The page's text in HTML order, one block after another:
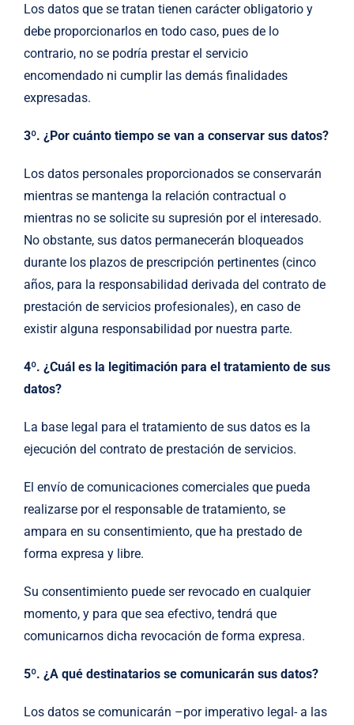
Los datos que se tratan tienen carácter obligatorio y
debe proporcionarlos en todo caso, pues de lo
contrario, no se podría prestar el servicio
encomendado ni cumplir las demás finalidades
expresadas.
3º. ¿Por cuánto tiempo se van a conservar sus datos?
Los datos personales proporcionados se conservarán
mientras se mantenga la relación contractual o
mientras no se solicite su supresión por el interesado.
No obstante, sus datos permanecerán bloqueados
durante los plazos de prescripción pertinentes (cinco
años, para la responsabilidad derivada del contrato de
prestación de servicios profesionales), en caso de
existir alguna responsabilidad por nuestra parte.
4º. ¿Cuál es la legitimación para el tratamiento de sus
datos?
La base legal para el tratamiento de sus datos es la
ejecución del contrato de prestación de servicios.
El envío de comunicaciones comerciales que pueda
realizarse por el responsable de tratamiento, se
ampara en su consentimiento, que ha prestado de
forma expresa y libre.
Su consentimiento puede ser revocado en cualquier
momento, y para que sea efectivo, tendrá que
comunicarnos dicha revocación de forma expresa.
5º. ¿A qué destinatarios se comunicarán sus datos?
Los datos se comunicarán –por imperativo legal- a las